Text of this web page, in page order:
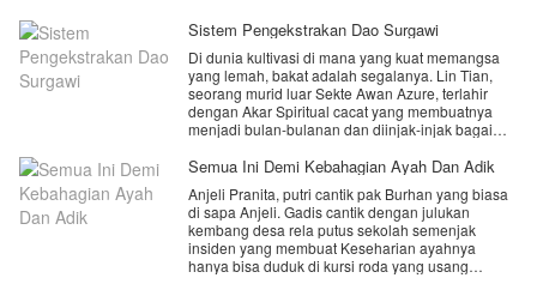
Sistem Pengekstrakan Dao Surgawi
Di dunia kultivasi di mana yang kuat memangsa
yang lemah, bakat adalah segalanya. Lin Tian,
seorang murid luar Sekte Awan Azure, terlahir
dengan Akar Spiritual cacat yang membuatnya
menjadi bulan-bulanan dan diinjak-injak bagai
takdirnya seolah sudah dikutuk menjadi batu
​Namun, di malam yang dipenuhi darah dan
keputusasaan, sebuah entitas misterius bangkit di
dalam dirinya: Sistem Pengekstrakan Dao
Surgawi.
​Sebuah sistem yang mampu menyerap esensi
Semua Ini Demi Kebahagian Ayah Dan Adik
Anjeli Pranita, putri cantik pak Burhan yang biasa
di sapa Anjeli. Gadis cantik dengan julukan
kembang desa rela putus sekolah semenjak
insiden yang membuat Keseharian ayahnya
hanya bisa duduk di kursi roda yang usang